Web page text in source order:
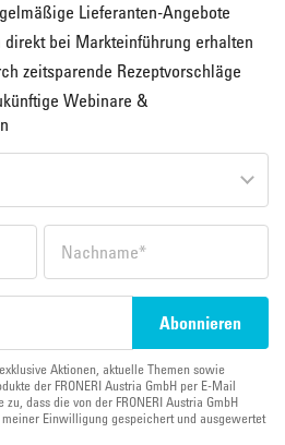
Lieferanten-Angebote
bei Markteinführung erhalten
zeitsparende Rezeptvorschläge
Webinare &
Aktionen, aktuelle Themen sowie
der FRONERI Austria GmbH per E-Mail
dass die von der FRONERI Austria GmbH
Einwilligung gespeichert und ausgewertet